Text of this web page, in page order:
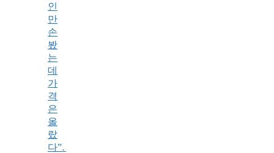
인
만
손
봤
는
데
가
격
은
올
랐
다”…